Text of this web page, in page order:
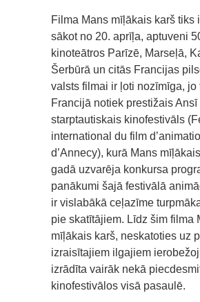
Filma Mans mīļākais karš tiks
sākot no 20. aprīļa, aptuveni
kinoteātros Parīzē, Marseļā,
Šerbūrā un citās Francijas
valsts filmai ir ļoti nozīmīga, jo
Francijā notiek prestižais Ansī
starptautiskais kinofestivāls
international du film
d’Annecy), kurā Mans
gadā uzvarēja konkursa
panākumi šajā festivālā
ir vislabākā ceļazīme
pie skatītājiem. Līdz šim filma
mīļākais karš, neskatoties uz
izraisītajiem ilgajiem
izrādīta vairāk nekā
kinofestivālos visā pasaulē.